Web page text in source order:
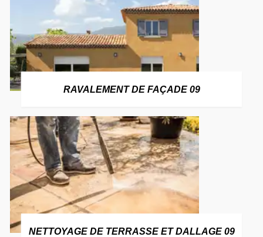
RAVALEMENT DE FAÇADE 09
NETTOYAGE DE TERRASSE ET DALLAGE 09